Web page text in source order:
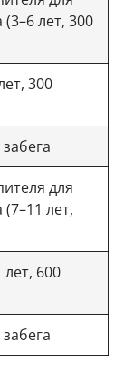
(3–6 лет, 300
300
для
(7–11 лет,
лет, 600